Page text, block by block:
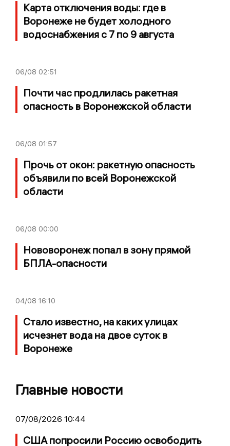
Карта отключения воды: где в
Воронеже не будет холодного
водоснабжения с 7 по 9 августа
06/08 02:51
Почти час продлилась ракетная
опасность в Воронежской области
06/08 01:57
Прочь от окон: ракетную опасность
объявили по всей Воронежской
области
06/08 00:00
Нововоронеж попал в зону прямой
БПЛА-опасности
04/08 16:10
Стало известно, на каких улицах
исчезнет вода на двое суток в
Воронеже
Главные новости
07/08/2026 10:44
США попросили Россию освободить